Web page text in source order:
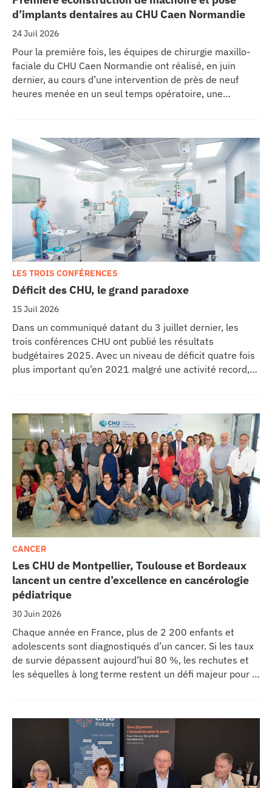
d’implants dentaires au CHU Caen Normandie
24 Juil 2026
Pour la première fois, les équipes de chirurgie maxillo-
faciale du CHU Caen Normandie ont réalisé, en juin
dernier, au cours d’une intervention de près de neuf
heures menée en un seul temps opératoire, une
Déficit des CHU, le grand paradoxe
15 Juil 2026
LES TROIS CONFÉRENCES
Dans un communiqué datant du 3 juillet dernier, les
trois conférences CHU ont publié les résultats
budgétaires 2025. Avec un niveau de déficit quatre fois
plus important qu’en 2021 malgré une activité record,
Les CHU de Montpellier, Toulouse et Bordeaux
lancent un centre d’excellence en cancérologie
pédiatrique
30 Juin 2026
CANCER
Chaque année en France, plus de 2 200 enfants et
adolescents sont diagnostiqués d’un cancer. Si les taux
de survie dépassent aujourd’hui 80 %, les rechutes et
les séquelles à long terme restent un défi majeur pour la
l’Oncopole Claudius Regaud et de leurs partenaires,
lancent CIRCLE, un centre de recherche d’excellence
dédié aux cancers pédiatriques.